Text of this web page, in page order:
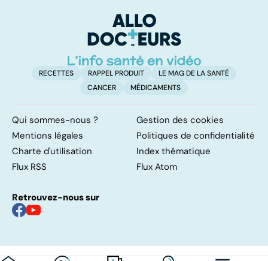
peau qui gratte !
RECETTES RAPPEL PRODUIT
LE MAG DE LA SANTÉ
CANCER
MÉDICAMENTS
Qui sommes-nous ?
Gestion des cookies
Mentions légales
Politiques de confidentialité
Charte d'utilisation
Index thématique
Flux RSS
Flux Atom
Retrouvez-nous sur